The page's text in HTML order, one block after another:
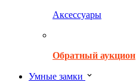
Аксессуары
Обратный аукцион
Умные замки